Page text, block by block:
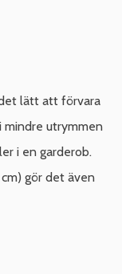
lätt att förvara
mindre utrymmen
i en garderob.
gör det även